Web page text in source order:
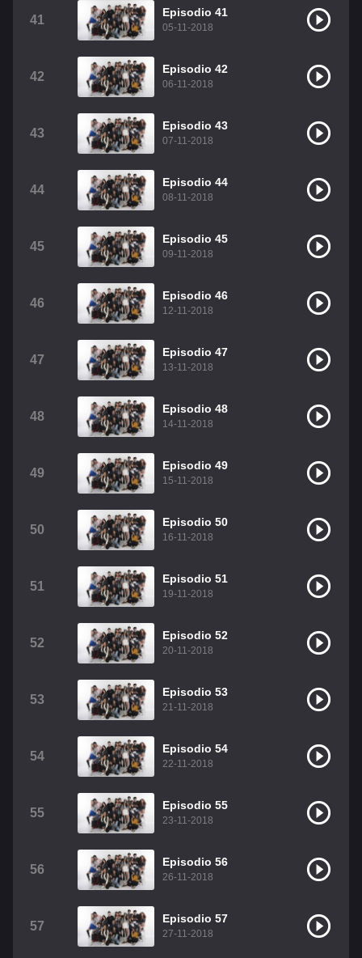
41
Episodio 41
05-11-2018
42
Episodio 42
06-11-2018
43
Episodio 43
07-11-2018
44
Episodio 44
08-11-2018
45
Episodio 45
09-11-2018
46
Episodio 46
12-11-2018
47
Episodio 47
13-11-2018
48
Episodio 48
14-11-2018
49
Episodio 49
15-11-2018
50
Episodio 50
16-11-2018
51
Episodio 51
19-11-2018
52
Episodio 52
20-11-2018
53
Episodio 53
21-11-2018
54
Episodio 54
22-11-2018
55
Episodio 55
23-11-2018
56
Episodio 56
26-11-2018
57
Episodio 57
27-11-2018